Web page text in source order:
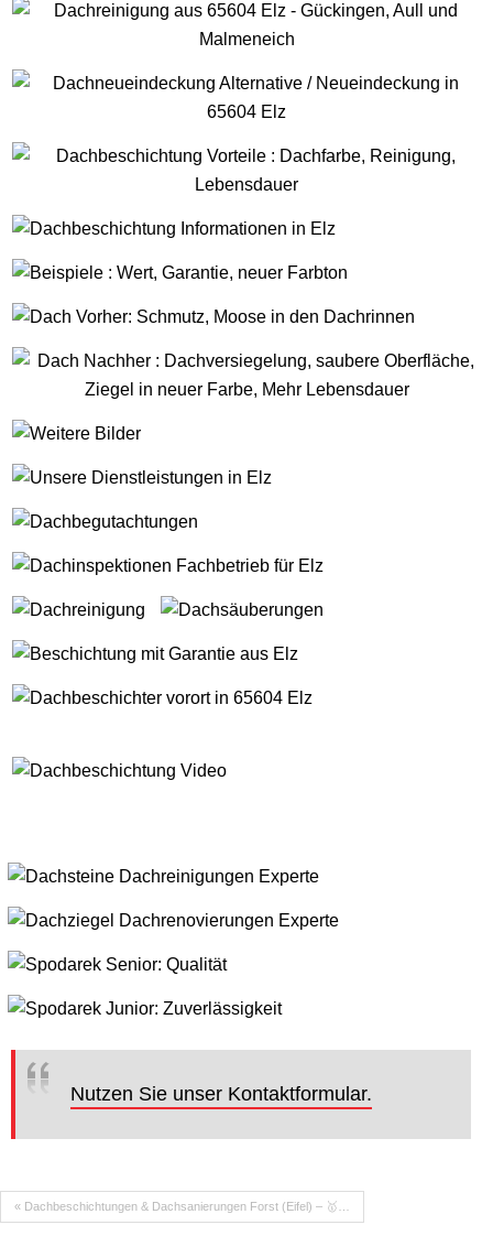
Nutzen Sie unser Kontaktformular.
« Dachbeschichtungen & Dachsanierungen Forst (Eifel) – 🥇…